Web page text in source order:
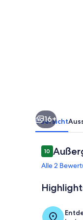
Oasis
16+
Übersicht
1010 von 10.
Alle 2